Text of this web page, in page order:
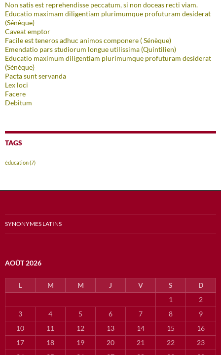
Non satis est reprehendisse peccatum, si non doceas recti viam.
Educatio maximam diligentiam plurimumque profuturam desiderat
(Sénèque)
Caveat emptor
Facile est teneros adhuc animos componere ( Sénèque)
Emendatio pars studiorum longue utilissima (Quintilien)
Educatio maximum diligentiam plurimumque profuturam desiderat
(Sénèque)
Pacta sunt servanda
Lex loci
Facere
Debitum
TAGS
éducation(7)
SYNONYMES LATINS
AOÛT 2026
L M M J V S
D
1
2
3
4 5 6 7 8
9
10
11 12 13 14 15
16
17
18 19 20 21 22
23